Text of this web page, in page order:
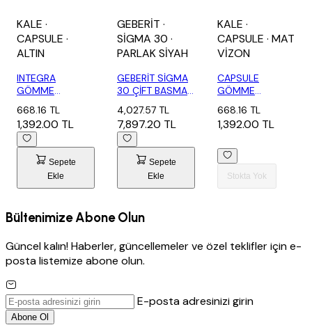
KALE ·
CAPSULE ·
ALTIN
INTEGRA
GÖMME
PANELİ CAPSULE
A...
668.16 TL
1,392.00 TL
Sepete
Ekle
GEBERİT ·
SİGMA 30 ·
PARLAK SİYAH
GEBERİT SİGMA
30 ÇİFT BASMALI
4,027.57 TL
7,897.20 TL
Sepete
Ekle
KALE ·
CAPSULE · MAT
VİZON
CAPSULE
GÖMME
PANELİ MAT
VİZON
668.16 TL
1,392.00 TL
Stokta Yok
Bültenimize Abone Olun
Güncel kalın! Haberler, güncellemeler ve özel teklifler için e-
posta listemize abone olun.
E-posta adresinizi girin
Abone Ol